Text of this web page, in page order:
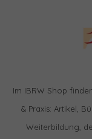
Im IBRW Shop
& Praxis: Artikel,
Weiterbildung,